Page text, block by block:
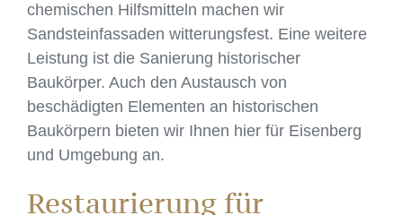
chemischen Hilfsmitteln machen wir
Sandsteinfassaden witterungsfest. Eine weitere
Leistung ist die Sanierung historischer
Baukörper. Auch den Austausch von
beschädigten Elementen an historischen
Baukörpern bieten wir Ihnen hier für Eisenberg
und Umgebung an.
Restaurierung für